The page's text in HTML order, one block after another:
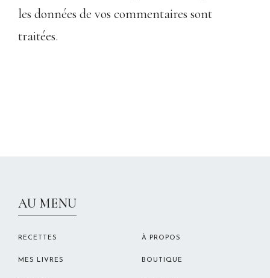
les données de vos commentaires sont
traitées.
AU MENU
RECETTES
MES LIVRES
À PROPOS
BOUTIQUE